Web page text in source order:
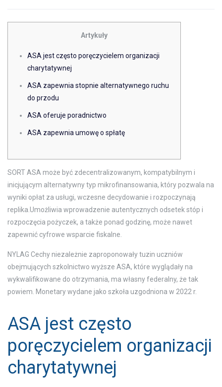
Artykuły
ASA jest często poręczycielem organizacji
charytatywnej
ASA zapewnia stopnie alternatywnego ruchu
do przodu
ASA oferuje poradnictwo
ASA zapewnia umowę o spłatę
SORT ASA może być zdecentralizowanym, kompatybilnym i
inicjującym alternatywny typ mikrofinansowania, który pozwala na
wyniki opłat za usługi, wczesne decydowanie i rozpoczynają
replika.Umożliwia wprowadzenie autentycznych odsetek stóp i
rozpoczęcia pożyczek, a także ponad godzinę, może nawet
zapewnić cyfrowe wsparcie fiskalne.
NYLAG Cechy niezależnie zaproponowały tuzin uczniów
obejmujących szkolnictwo wyższe ASA, które wyglądały na
wykwalifikowane do otrzymania, ma własny federalny, że tak
powiem. Monetary wydane jako szkoła uzgodniona w 2022 r.
ASA jest często
poręczycielem organizacji
charytatywnej